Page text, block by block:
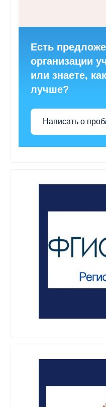
Есть
организации
или знаете,
лучше?
Написать о